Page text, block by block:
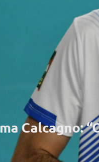
Calcagno: